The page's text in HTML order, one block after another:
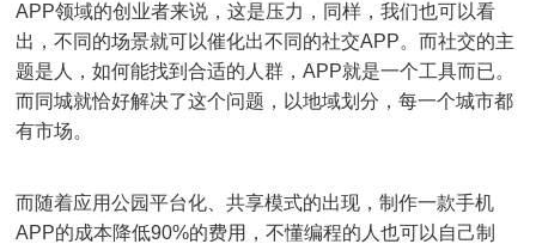
APP领域的创业者来说，这是压力，同样，我们也可以看
出，不同的场景就可以催化出不同的社交APP。而社交的主
题是人，如何能找到合适的人群，APP就是一个工具而已。
而同城就恰好解决了这个问题，以地域划分，每一个城市都
有市场。
而随着应用公园平台化、共享模式的出现，制作一款手机
APP的成本降低90%的费用，不懂编程的人也可以自己制